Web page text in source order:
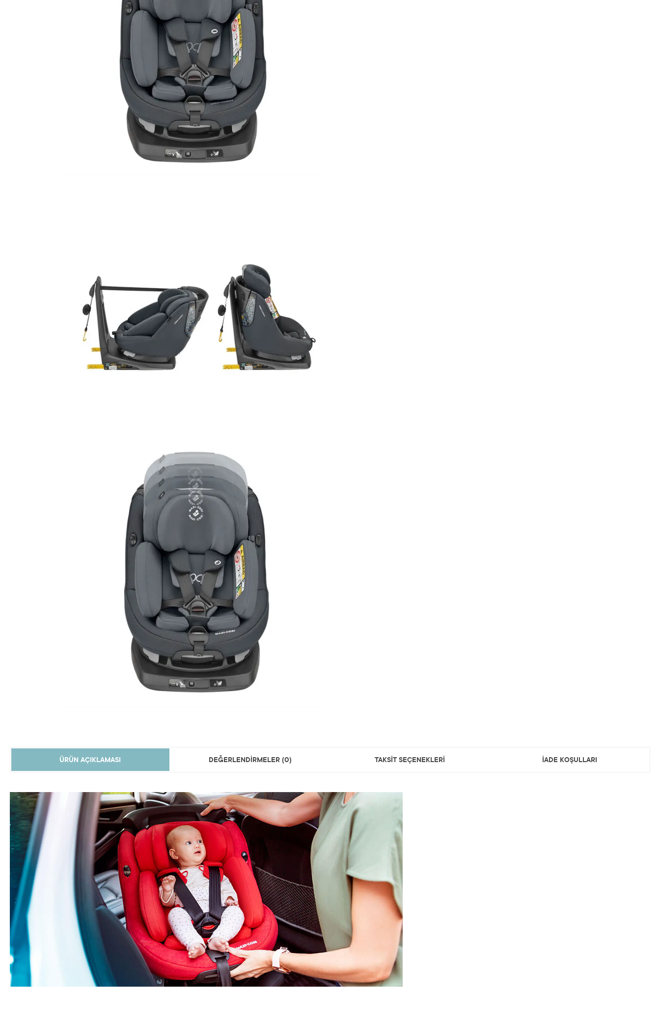
ÜRÜN AÇIKLAMASI DEĞERLENDİRMELER (0) TAKSİT SEÇENEKLERİ İADE KOŞULLARI